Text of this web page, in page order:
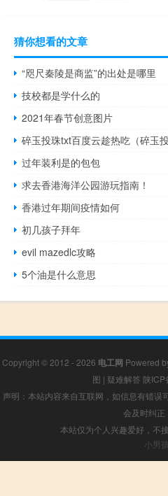
猜你想看的文章
“咫尺秦陵是商监”的出处是哪里
技校都是学什么的
2021年春节创意图片
碎玉投珠txt百度云趁热吃（碎玉
过年装利是的包包
求去香港海洋公园游玩指南！
香港过年期间疫情如何
初几孩子拜年
evil mazedlc攻略
5个油是什么意思
Copyright © 2012 - 2026 电工网 Powered
图 | 疑难解答 陕
声明：本站内容来自互联网，如信息有错
会及时纠正
本站仅为个人兴趣爱好，不
小男孩